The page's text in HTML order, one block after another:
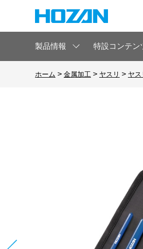
製品情報 特設コンテン
ホーム > 金属加工 > ヤスリ > ヤス